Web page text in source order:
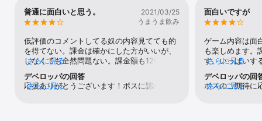
ィア·シティ」で、仲間とともに数多の戦いを勝ち抜き、マフィア帝
国の覇者を目指そう！！
◆発展購読課金特典の説明：
1.有効期間：7日間(連続購入可能な商品、購入した日から7日間目の
23時59分59秒までは有効です）
2.購入後毎日下記アイテムを獲得：100体力*1、100ゴールド*3、
20,000リーダーExp*3、レア種ボックス*3、資源選択汎用パック
Lv.4*15
普通に面白いと思う。
2021/03/25
うまうま飲み
低評価のコメントしてる奴の内容見てても的
を得てない。課金は確かにした方がいいが、
しなくても全然問題ない。課金額も120円の
る方法は課金以外にも沢山ある。重課金者に
歯が立たないのはこのゲームに限ったことで
さらに見る
デベロッパの回答
応援ありがとうございます！ボスに認められ
さらに見る
面白いですが
ゲーム内容は面
も楽しめます。
す。いっぱいす
は、無課金や微
す。人が遊ぶが
さらに見る
デベロッパの回
ボスのご期待に
さらに見る